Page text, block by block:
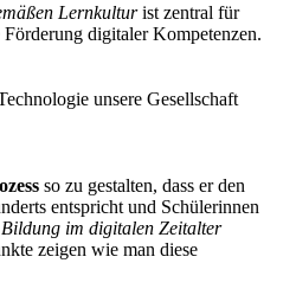
Lernkulturist zentral für
Förderung digitaler Kompetenzen.
so zu gestalten, dass er den
entspricht und Schülerinnen
Bildung im digitalen Zeitalter
zeigen wie man diese